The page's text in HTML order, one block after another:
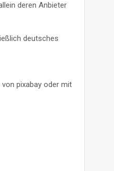
deren Anbieter
deutsches
von pixabay oder mit